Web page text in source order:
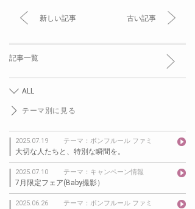
新しい記事 古い記事
記事一覧
ALL
テーマ別に見る
2025.07.19 テーマ：ボンフルール ファミ
大切な人たちと、特別な瞬間を。
2025.07.10 テーマ：キャンペーン情報
7月限定フェア(Baby撮影）
2025.06.26 テーマ：ボンフルール ファミ